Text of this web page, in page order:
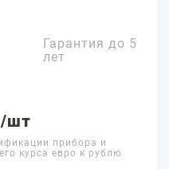
Гарантия до 5
лет
шт
прибора и
курса евро к рублю